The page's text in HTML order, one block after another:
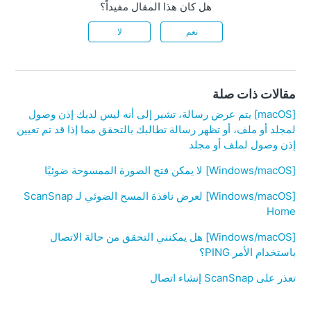
هل كان هذا المقال مفيداً؟
نعم لا
مقالات ذات صلة
[macOS] يتم عرض رسالة، تشير إلى أنه ليس لديك إذن وصول
لمجلد أو ملف، أو تظهر رسالة تطالبك بالتحقق مما إذا قد تم تعيين
إذن وصول لملف أو مجلد
[Windows/macOS] لا يمكن فتح الصورة الممسوحة ضوئيًا
[Windows/macOS] لعرض نافذة المسح الضوئي لـ ScanSnap
Home
[Windows/macOS] هل يمكنني التحقق من حالة الاتصال
باستخدام الأمر PING؟
تعذر على ScanSnap إنشاء اتصال